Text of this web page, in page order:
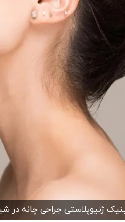
ژنیوپلاستی جراحی چانه در